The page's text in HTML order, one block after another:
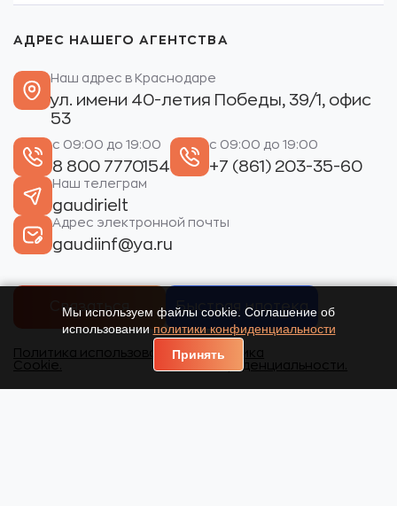
АДРЕС НАШЕГО АГЕНТСТВА
Наш адрес в Краснодаре
ул. имени 40-летия Победы, 39/1, офис
53
с 09:00 до 19:00
8 800 7770154
с 09:00 до 19:00
+7 (861) 203-35-60
Наш телеграм
gaudirielt
Адрес электронной почты
gaudiinf@ya.ru
Связаться Быстрая ипотека
Политика использования
Cookie.
Политика
конфиденциальности.
Мы используем файлы cookie. Соглашение об
использовании политики конфиденциальности
Принять